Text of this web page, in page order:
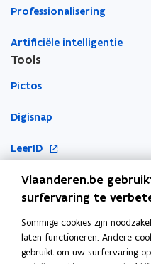
r
r
Professionalisering
Artificiële intelligentie
Tools
Pictos
Digisnap
LeerID
o
p
KlasCement
Ook interessant
E-inclusie
Vlaanderen.be
surfervaring te
Sommige cookies zijn
laten functioneren. Andere
gebruikt om uw surfervaring